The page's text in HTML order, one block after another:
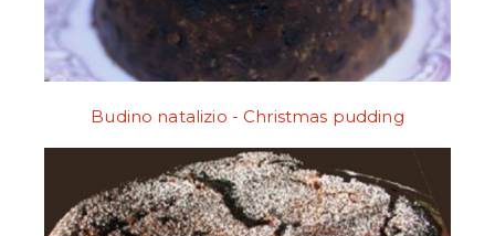
Budino natalizio - Christmas pudding